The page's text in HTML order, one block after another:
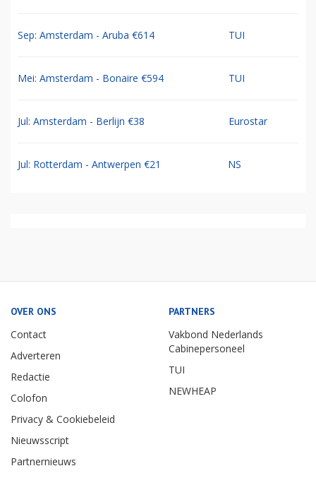
Sep: Amsterdam - Aruba €614 TUI
Mei: Amsterdam - Bonaire €594 TUI
Jul: Amsterdam - Berlijn €38 Eurostar
Jul: Rotterdam - Antwerpen €21 NS
OVER ONS
Contact
Adverteren
Redactie
Colofon
Privacy & Cookiebeleid
Nieuwsscript
Partnernieuws
PARTNERS
Vakbond Nederlands
Cabinepersoneel
TUI
NEWHEAP